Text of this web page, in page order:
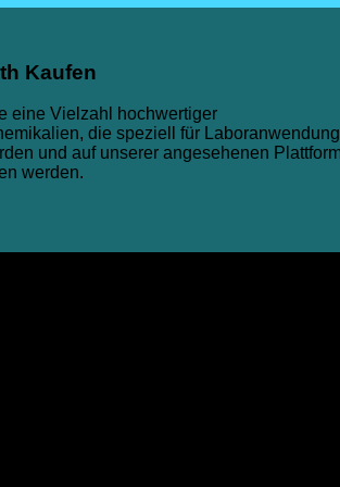
Kaufen
eine Vielzahl hochwertiger
die speziell für
und auf unserer angesehenen
werden.